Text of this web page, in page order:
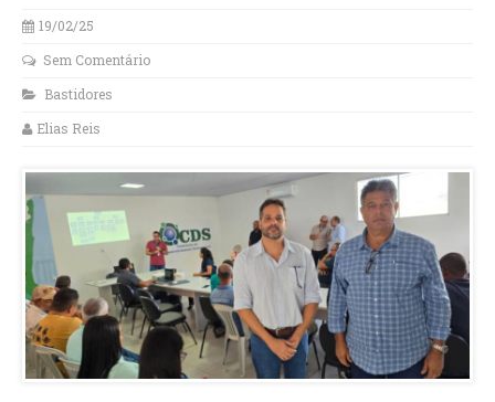
19/02/25
Sem Comentário
Bastidores
Elias Reis